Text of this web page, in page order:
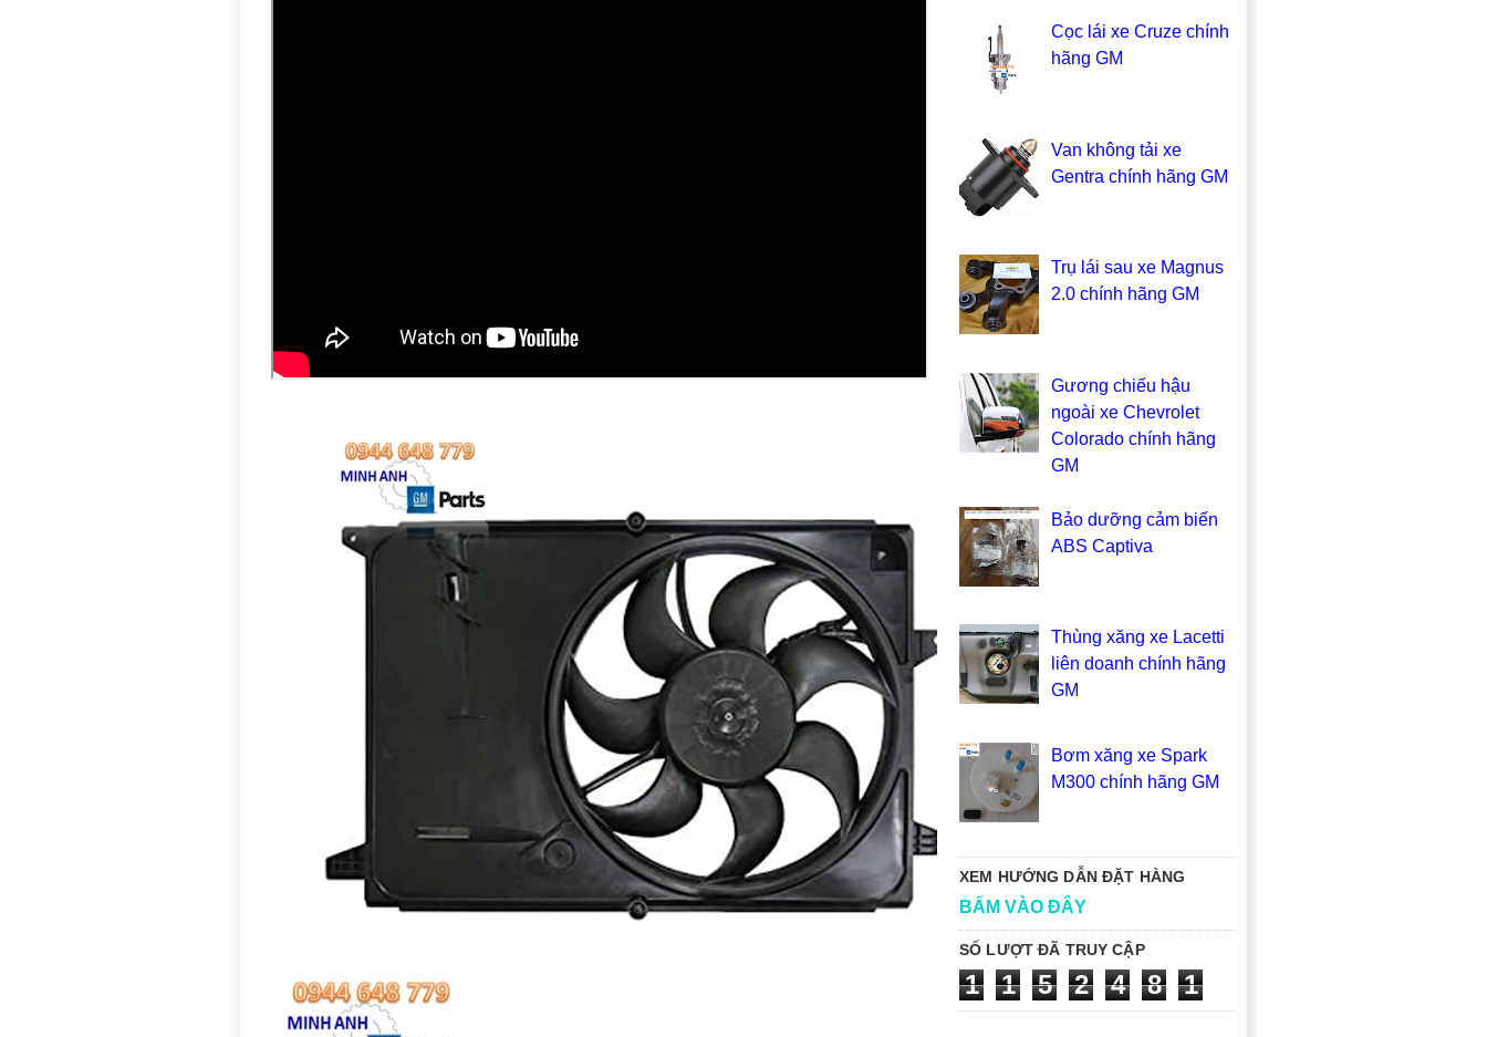
Cọc lái xe Cruze chính
hãng GM
Van không tải xe
Gentra chính hãng GM
Trụ lái sau xe Magnus
2.0 chính hãng GM
Gương chiếu hậu
ngoài xe Chevrolet
Colorado chính hãng
GM
Bảo dưỡng cảm biến
ABS Captiva
Thùng xăng xe Lacetti
liên doanh chính hãng
GM
Bơm xăng xe Spark
M300 chính hãng GM
XEM HƯỚNG DẪN ĐẶT HÀNG
BẤM VÀO ĐÂY
SỐ LƯỢT ĐÃ TRUY CẬP
1 1 5 2 4 8 1